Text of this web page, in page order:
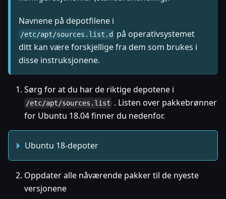
Navnene på depotfilene i
/etc/apt/sources.list.d
på operativsystemet
ditt kan være forskjellige fra dem som brukes i
disse instruksjonene.
Sørg for at du har de riktige depotene i
/etc/apt/sources.list . Listen over pakkebrønner
for Ubuntu 18.04 finner du nedenfor.
Ubuntu 18-depoter
Oppdater alle nåværende pakker til de nyeste
versjonene